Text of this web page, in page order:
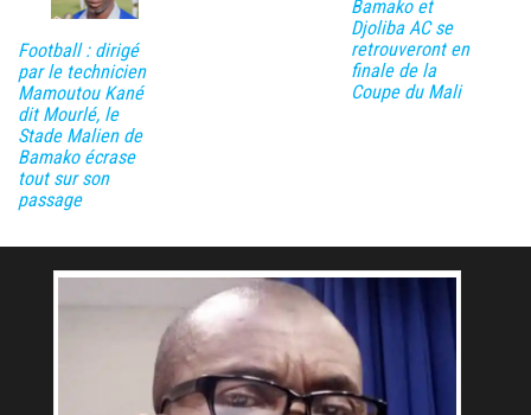
Football : dirigé
par le technicien
Mamoutou Kané
dit Mourlé, le
Stade Malien de
Bamako écrase
tout sur son
passage
Bamako et
Djoliba AC se
retrouveront en
finale de la
Coupe du Mali